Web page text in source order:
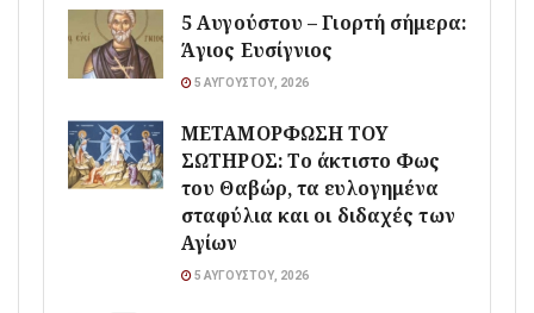
5 Αυγούστου – Γιορτή σήμερα:
Άγιος Ευσίγνιος
5 ΑΥΓΟΎΣΤΟΥ, 2026
ΜΕΤΑΜΟΡΦΩΣΗ ΤΟΥ
ΣΩΤΗΡΟΣ: Το άκτιστο Φως
του Θαβώρ, τα ευλογημένα
σταφύλια και οι διδαχές των
Αγίων
5 ΑΥΓΟΎΣΤΟΥ, 2026